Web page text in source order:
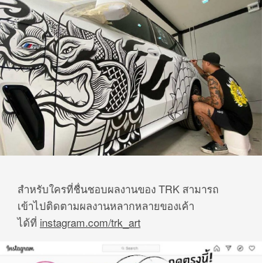
สำหรับใครที่ชื่นชอบผลงานของ TRK สามารถ
เข้าไปติดตามผลงานหลากหลายของเค้า
ได้ที่ instagram.com/trk_art